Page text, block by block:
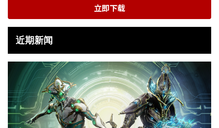
立即下载
近期新闻